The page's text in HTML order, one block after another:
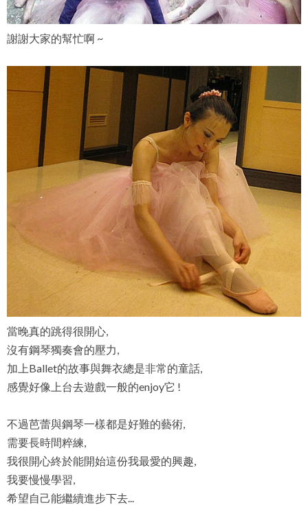
謝謝大家的幫忙啊 ~
當晚真的跳得很開心,
沒有鋼琴獨奏會的壓力,
加上Ballet的故事與舞衣總是非常的童話,
感覺好像上台去遊戲一般的enjoy它 !
不過芭蕾與鋼琴一樣都是好難的藝術,
需要長時間粹練,
我很開心終於能開始這份我最愛的興趣,
我要慢慢學習,
希望自己能繼續進步下去...